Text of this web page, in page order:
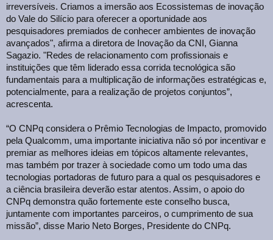
irreversíveis. Criamos a imersão aos Ecossistemas de inovação
do Vale do Silício para oferecer a oportunidade aos
pesquisadores premiados de conhecer ambientes de inovação
avançados", afirma a diretora de Inovação da CNI, Gianna
Sagazio. "Redes de relacionamento com profissionais e
instituições que têm liderado essa corrida tecnológica são
fundamentais para a multiplicação de informações estratégicas e,
potencialmente, para a realização de projetos conjuntos”,
acrescenta.
“O CNPq considera o Prêmio Tecnologias de Impacto, promovido
pela Qualcomm, uma importante iniciativa não só por incentivar e
premiar as melhores ideias em tópicos altamente relevantes,
mas também por trazer à sociedade como um todo uma das
tecnologias portadoras de futuro para a qual os pesquisadores e
a ciência brasileira deverão estar atentos. Assim, o apoio do
CNPq demonstra quão fortemente este conselho busca,
juntamente com importantes parceiros, o cumprimento de sua
missão”, disse Mario Neto Borges, Presidente do CNPq.